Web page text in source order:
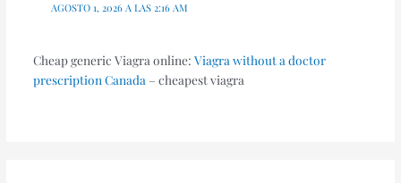
AGOSTO 1, 2026 A LAS 2:16 AM
Cheap generic Viagra online: Viagra without a doctor
prescription Canada – cheapest viagra